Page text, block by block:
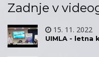
Zadnje v
15. 11. 2022
UIMLA - letna